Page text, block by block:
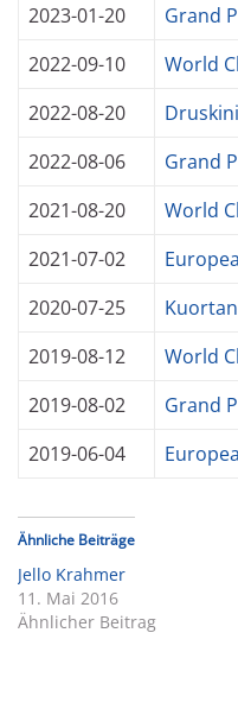
2023-01-20
Grand
2022-09-10
World
2022-08-20
2022-08-06
Grand
2021-08-20
World
2021-07-02
2020-07-25
2019-08-12
World
2019-08-02
Grand
2019-06-04
Ähnliche Beiträge
Jello Krahmer
11. Mai 2016
Ähnlicher Beitrag